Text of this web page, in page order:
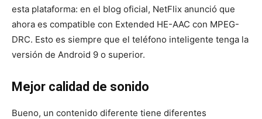
esta plataforma: en el blog oficial, NetFlix anunció que
ahora es compatible con Extended HE-AAC con MPEG-
DRC. Esto es siempre que el teléfono inteligente tenga la
versión de Android 9 o superior.
Mejor calidad de sonido
Bueno, un contenido diferente tiene diferentes